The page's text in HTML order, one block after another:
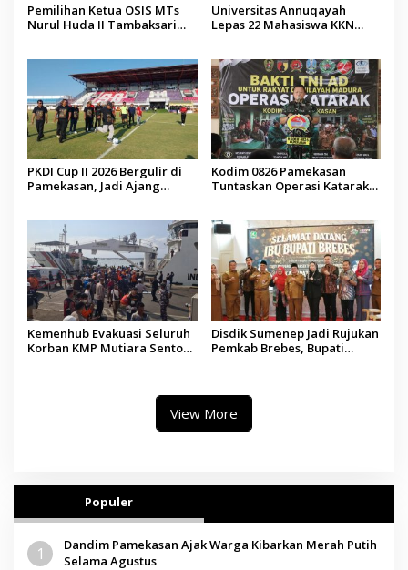
Pemilihan Ketua OSIS MTs
Nurul Huda II Tambaksari
Universitas Annuqayah
Lepas 22 Mahasiswa KKN
PKDI Cup II 2026 Bergulir di
Pamekasan, Jadi Ajang
Kodim 0826 Pamekasan
Tuntaskan Operasi Katarak
Kemenhub Evakuasi Seluruh
Korban KMP Mutiara Sentosa
Disdik Sumenep Jadi Rujukan
Pemkab Brebes, Bupati
View More
Populer
1
Dandim Pamekasan Ajak Warga Kibarkan Merah Putih
Selama Agustus